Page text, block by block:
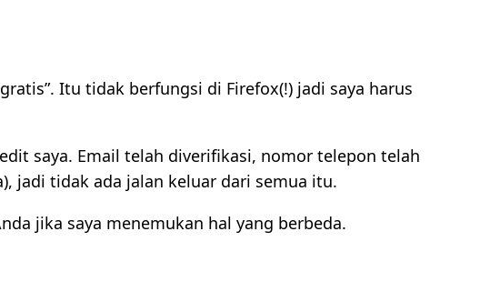
Itu tidak berfungsi di Firefox(!) jadi saya harus
saya. Email telah diverifikasi, nomor telepon telah
jadi tidak ada jalan keluar dari semua itu.
jika saya menemukan hal yang berbeda.